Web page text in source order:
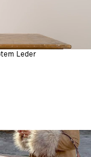
Leder